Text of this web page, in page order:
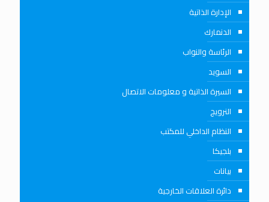
الإدارة الذاتية
الدنمارك
الرئاسة والنواب
السويد
السيرة الذاتية و معلومات الاتصال
النرويج
النظام الداخلي للمكتب
بلجيكا
بيانات
دائرة العلاقات الخارجية